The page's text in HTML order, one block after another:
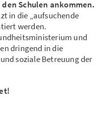
Schulen ankommen.
in die „aufsuchende
werden.
und
dringend in die
soziale Betreuung der